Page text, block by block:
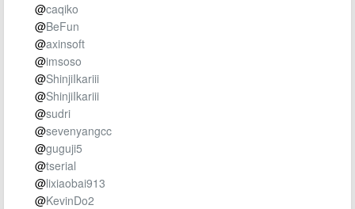
@caqiko
@BeFun
@axinsoft
@imsoso
@ShinjiIkariii
@ShinjiIkariii
@sudri
@sevenyangcc
@guguji5
@tserial
@lixiaobai913
@KevinDo2